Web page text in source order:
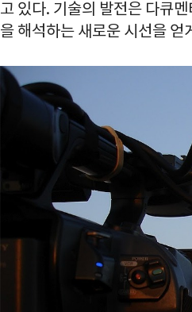
고 있다. 기술의 발전은 다큐
을 해석하는 새로운 시선을 얻